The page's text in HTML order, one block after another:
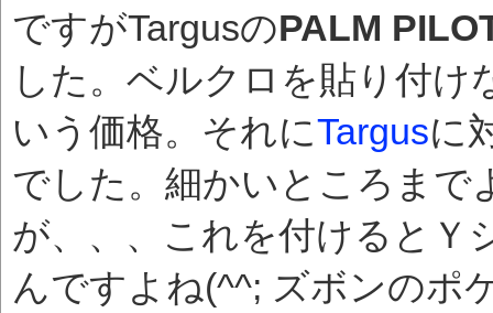
ですがTargusのPALM
した。ベルクロを貼り付
いう価格。それにTargusに
でした。細かいところまで
が、、、これを付けるとＹ
んですよね(^^; ズボンのポ